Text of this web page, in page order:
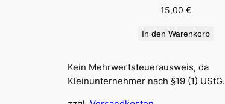
15,00€
In den Warenkorb
Kein Mehrwertsteuerausweis, da
Kleinunternehmer nach §19 (1) UStG.